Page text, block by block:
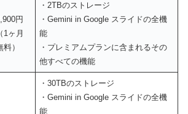
円
（1ヶ月
料）
・2TBのストレージ
・Gemini in Google スライドの全機
能
・プレミアムプランに含まれるその
他すべての機能
・30TBのストレージ
・Gemini in Google スライドの全機
能